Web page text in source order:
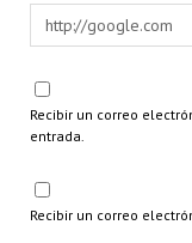
Recibir un correo
entrada.
Recibir un correo